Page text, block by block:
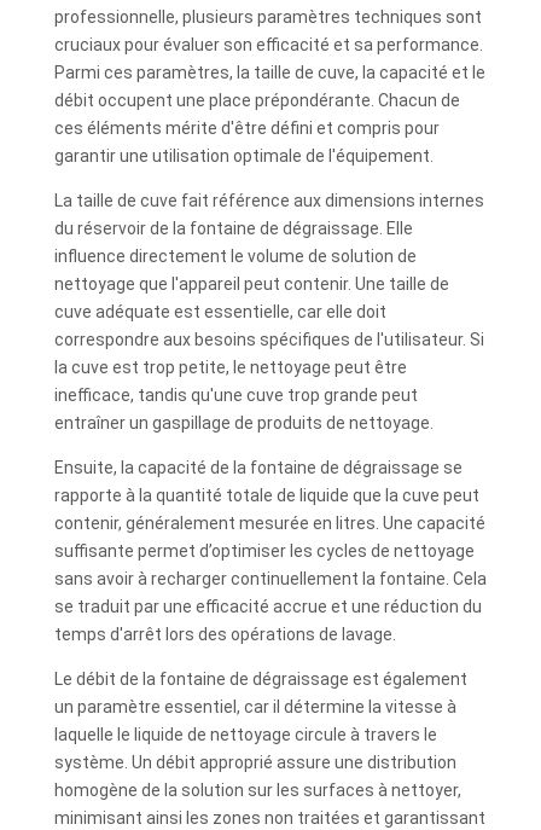
professionnelle, plusieurs paramètres techniques sont
cruciaux pour évaluer son efficacité et sa performance.
Parmi ces paramètres, la taille de cuve, la capacité et le
débit occupent une place prépondérante. Chacun de
ces éléments mérite d'être défini et compris pour
garantir une utilisation optimale de l'équipement.
La taille de cuve fait référence aux dimensions internes
du réservoir de la fontaine de dégraissage. Elle
influence directement le volume de solution de
nettoyage que l'appareil peut contenir. Une taille de
cuve adéquate est essentielle, car elle doit
correspondre aux besoins spécifiques de l'utilisateur. Si
la cuve est trop petite, le nettoyage peut être
inefficace, tandis qu'une cuve trop grande peut
entraîner un gaspillage de produits de nettoyage.
Ensuite, la capacité de la fontaine de dégraissage se
rapporte à la quantité totale de liquide que la cuve peut
contenir, généralement mesurée en litres. Une capacité
suffisante permet d’optimiser les cycles de nettoyage
sans avoir à recharger continuellement la fontaine. Cela
se traduit par une efficacité accrue et une réduction du
temps d'arrêt lors des opérations de lavage.
Le débit de la fontaine de dégraissage est également
un paramètre essentiel, car il détermine la vitesse à
laquelle le liquide de nettoyage circule à travers le
système. Un débit approprié assure une distribution
homogène de la solution sur les surfaces à nettoyer,
minimisant ainsi les zones non traitées et garantissant